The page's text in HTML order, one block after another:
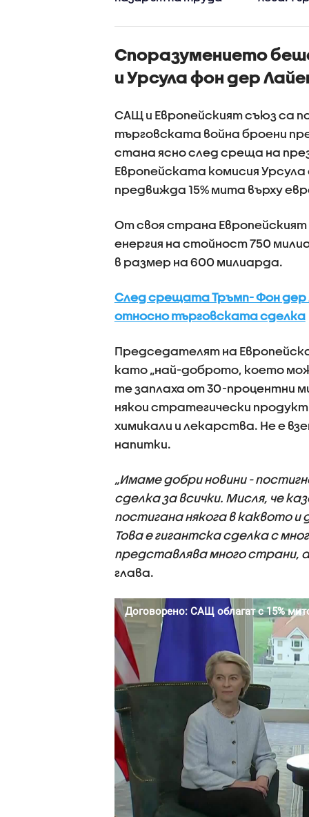
вдигне
Споразумението
и Урсула фон дер
САЩ и Европейският съюз са
търговската война броени
стана ясно след среща на
Европейската комисия
предвижда 15% мита върху
От своя страна Европейският
енергия на стойност 750
в размер на 600 милиарда.
След срещата Тръмп- Фон дер
относно търговската сделка
Председателят на
като „най-доброто, което
те заплаха от 30-процентни
някои стратегически
химикали и лекарства. Не е
напитки.
„Имаме добри новини -
сделка за всички. Мисля, че
постигана някога в каквото и
Това е гигантска сделка с
представлява много страни, а
глава.